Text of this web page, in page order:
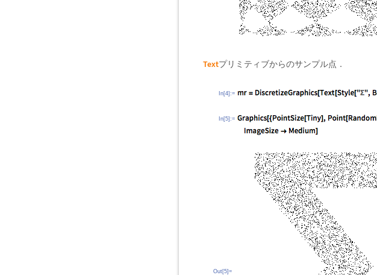
Textプリミティブからのサンプル点．
In[4]:=
In[5]:=
Out[5]=